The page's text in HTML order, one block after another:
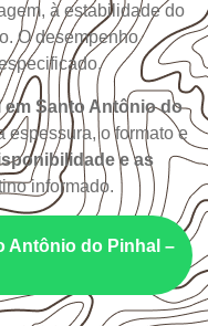
à estabilidade do
O desempenho
Santo Antônio do
espessura, o formato e
e as
informado.
Antônio do Pinhal –